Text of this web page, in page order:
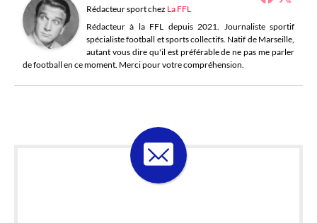
Rédacteur sportchez La FFL
Rédacteur à la FFL depuis 2021. Journaliste sportif
spécialiste football et sports collectifs. Natif de Marseille,
autant vous dire qu'il est préférable de ne pas me parler
de football en ce moment. Merci pour votre compréhension.